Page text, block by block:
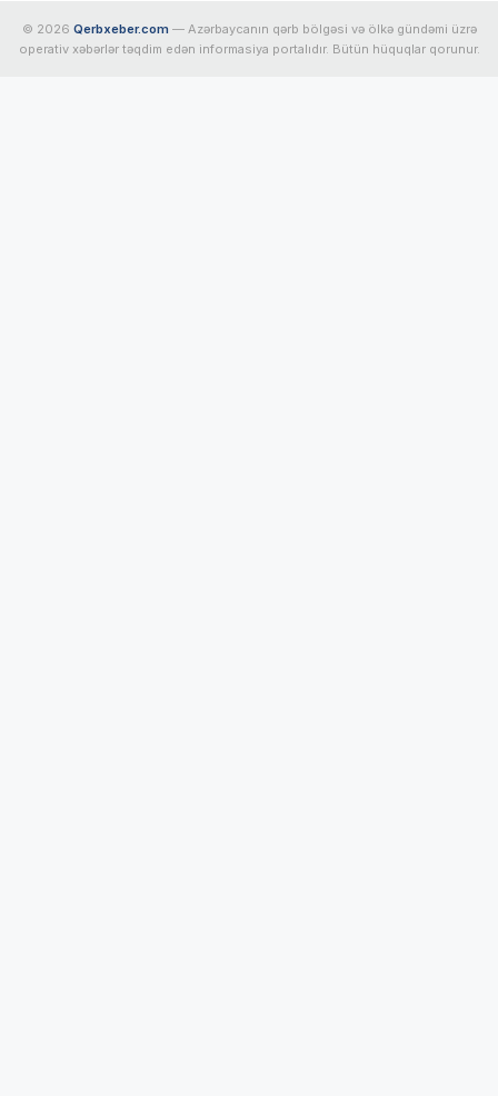
© 2026 Qerbxeber.com — Azərbaycanın qərb bölgəsi və ölkə gündəmi üzrə
operativ xəbərlər təqdim edən informasiya portalıdır. Bütün hüquqlar qorunur.